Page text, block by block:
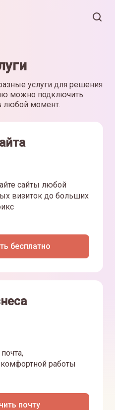
услуги для решения
можно подключить
любой момент.
сайты любой
визиток до больших
бесплатно
работы
почту